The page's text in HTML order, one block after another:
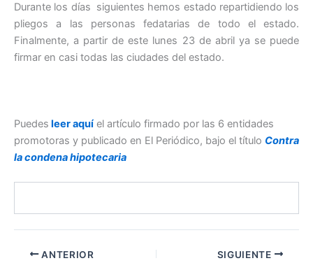
Durante los días siguientes hemos estado repartidiendo los
pliegos a las personas fedatarias de todo el estado.
Finalmente, a partir de este lunes 23 de abril ya se puede
firmar en casi todas las ciudades del estado.
Puedes leer aquí el artículo firmado por las 6 entidades
promotoras y publicado en El Periódico, bajo el título Contra
la condena hipotecaria
ANTERIOR SIGUIENTE